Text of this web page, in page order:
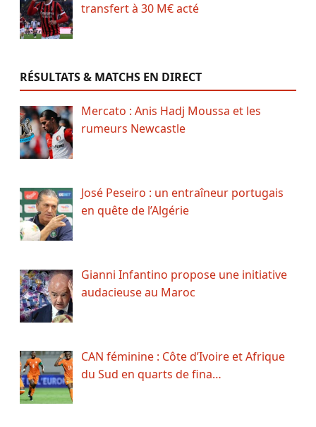
transfert à 30 M€ acté
RÉSULTATS & MATCHS EN DIRECT
Mercato : Anis Hadj Moussa et les
rumeurs Newcastle
José Peseiro : un entraîneur portugais
en quête de l’Algérie
Gianni Infantino propose une initiative
audacieuse au Maroc
CAN féminine : Côte d’Ivoire et Afrique
du Sud en quarts de fina…